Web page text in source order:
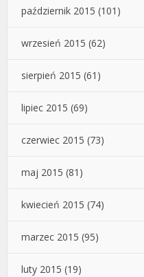
październik 2015 (101)
wrzesień 2015 (62)
sierpień 2015 (61)
lipiec 2015 (69)
czerwiec 2015 (73)
maj 2015 (81)
kwiecień 2015 (74)
marzec 2015 (95)
luty 2015 (19)